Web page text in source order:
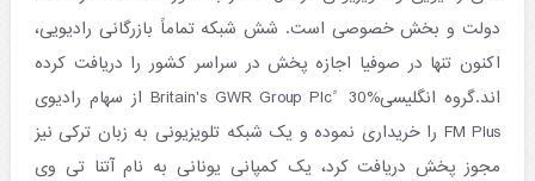
دولت و بخش خصوصی است. شش شبکه تماماً بازرگانی رادیویی،
اکنون تنها در صوفیا اجازه پخش در سراسر کشور را دریافت کرده
اند.گروه انگلیسیBritain's GWR Group Plc ً 30% از سهام رادیوی
FM Plus را خریداری نموده و یک شبکه تلویزیونی به زبان ترکی نیز
مجوز پخش دریافت کرد، یک کمپانی یونانی به نام آتنا تی وی